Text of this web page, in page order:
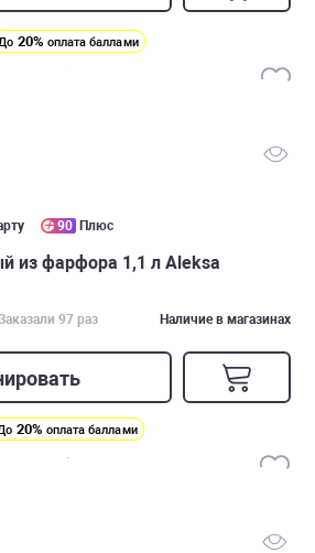
20% оплата баллами
90 Плюс
из фарфора 1,1 л Aleksa
97 раз Наличие в магазинах
20% оплата баллами